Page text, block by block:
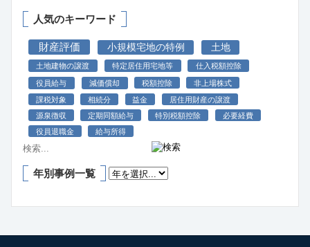
人気のキーワード
財産評価 小規模宅地の特例 土地
土地建物の譲渡 特定居住用宅地等 仕入税額控除
役員給与 減価償却 税額控除
非上場株式
課税対象
相続分 益金
居住用財産の譲渡
源泉徴収
定期同額給与 特別税額控除
必要経費
役員退職金
給与所得
年別事例一覧